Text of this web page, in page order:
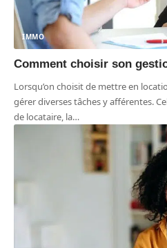
IMMO
Comment choisir son
Lorsqu’on choisit de mettre en
gérer diverses tâches y afférentes.
de locataire, la…